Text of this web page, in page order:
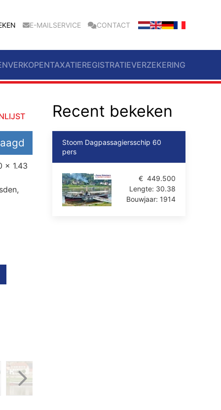
E-MAILSERVICE CONTACT
VERKOPENTAXATIEREGISTRATIEVERZEKERING
x 1.43
Recent bekeken
Stoom Dagpassagiersschip 60
pers
€ 449.500
Lengte: 30.38
Bouwjaar: 1914